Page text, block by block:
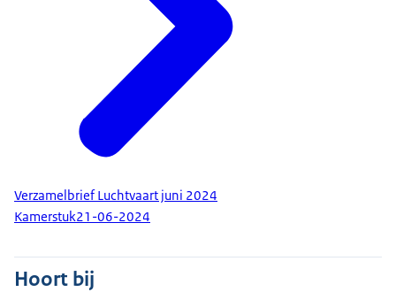
Verzamelbrief Luchtvaart juni 2024
Kamerstuk21-06-2024
Hoort bij